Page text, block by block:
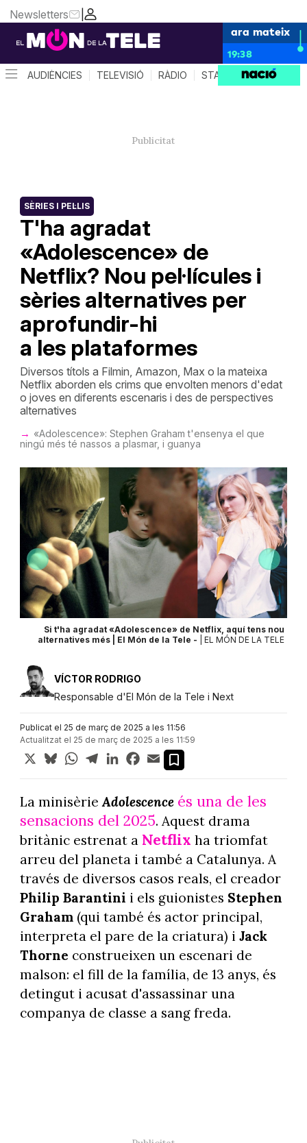
|
Newsletters
ara mateix
19:38
AUDIÈNCIES TELEVISIÓ RÀDIO STAR SYSTEM
T'ha agradat
«Adolescence» de
Netflix? Nou pel·lícules i
sèries alternatives per
aprofundir-hi
a les plataformes
SÈRIES I PEL·LIS
Diversos títols a Filmin, Amazon, Max o la mateixa
Netflix aborden els crims que envolten menors d'edat
o joves en diferents escenaris i des de perspectives
alternatives
«Adolescence»: Stephen Graham t'ensenya el que
ningú més té nassos a plasmar, i guanya
Si t'ha agradat «Adolescence» de Netflix, aquí tens nou
alternatives més | El Món de la Tele -
| EL MÓN DE LA TELE
VÍCTOR RODRIGO
Responsable d'El Món de la Tele i Next
Publicat el 25 de març de 2025 a les 11:56
Actualitzat el 25 de març de 2025 a les 11:59
X BlueskyWhatsApp
TelegramLinkedInFacebook
Email
La minisèrieAdolescence és una de les
sensacions del 2025. Aquest drama
britànic estrenat a Netflix ha triomfat
arreu del planeta i també a Catalunya. A
través de diversos casos reals, el creador
Philip Barantini i els guionistes Stephen
Graham(qui també és actor principal,
interpreta el pare de la criatura) iJack
Thorne construeixen un escenari de
malson: el fill de la família, de 13 anys, és
detingut i acusat d'assassinar una
companya de classe a sang freda.